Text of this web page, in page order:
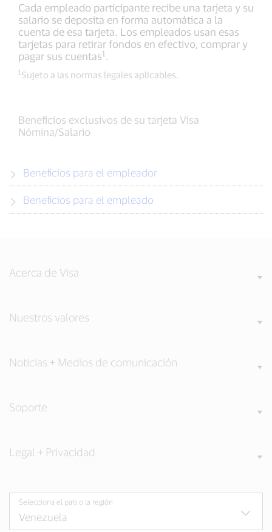
Cada empleado participante recibe una tarjeta y su
salario se deposita en forma automática a la
cuenta de esa tarjeta. Los empleados usan esas
tarjetas para retirar fondos en efectivo, comprar y
pagar sus cuentas1
1 Sujeto a las normas legales aplicables.
Beneficios exclusivos de su tarjeta Visa
Nómina/Salario
Beneficios para el empleador
Beneficios para el empleado
Acerca de Visa
Nuestros valores
Noticias + Medios de comunicación
Soporte
Legal + Privacidad
Selecciona el país o la región